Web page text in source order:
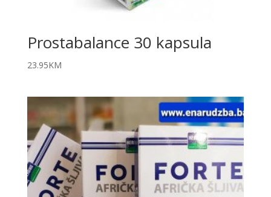
Prostabalance 30 kapsula
23.95KM